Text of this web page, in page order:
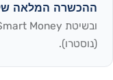
ההכשרה המלאה של
(נוסטרו).